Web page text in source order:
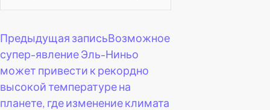
Навигация
по
записям
Предыдущая записьВозможное
супер-явление Эль-Ниньо
может привести к рекордно
высокой температуре на
планете, где изменение климата